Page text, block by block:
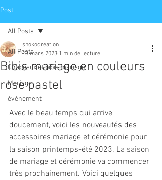
Post
All Posts
Chapeaux et bibis mariage
Mariage
événement
All Posts
Bibis mariage en couleurs
rose pastel
shokocreation
18 mars 2023 1 min de lecture
Avec le beau temps qui arrive
doucement, voici les nouveautés des
accessoires mariage et cérémonie pour
la saison printemps-été 2023. La saison
de mariage et cérémonie va commencer
très prochainement. Voici quelques